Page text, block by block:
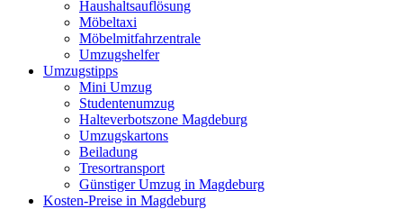
Haushaltsauflösung
Möbeltaxi
Möbelmitfahrzentrale
Umzugshelfer
Umzugstipps
Mini Umzug
Studentenumzug
Halteverbotszone Magdeburg
Umzugskartons
Beiladung
Tresortransport
Günstiger Umzug in Magdeburg
Kosten-Preise in Magdeburg